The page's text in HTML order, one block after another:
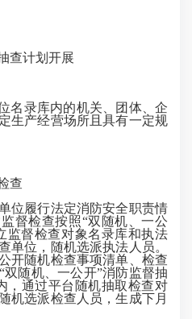
查计划开展
录库内的机关、团体、企
生产经营场所且具有一定规
查
履行法定消防安全职责情
督检查按照“双随机、一公
监督检查对象名录库和执法
单位，随机选派执法人员。
开随机检查事项清单、检查
随机、一公开”消防监督抽
，通过平台随机抽取检查对
机选派检查人员，生成下月